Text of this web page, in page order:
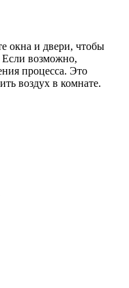
окна и двери, чтобы
Если возможно,
процесса. Это
воздух в комнате.